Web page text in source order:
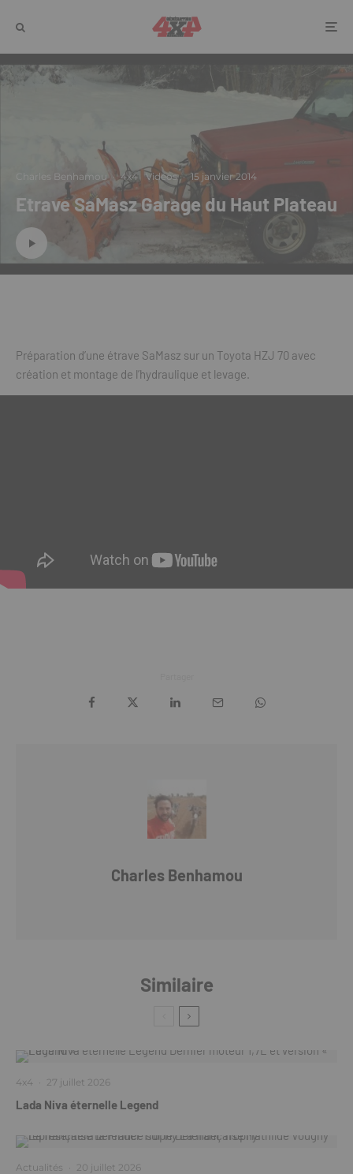
Charles Benhamou · 4x4 Vidéos · 15 janvier 2014
Etrave SaMasz Garage du Haut Plateau
Préparation d’une étrave SaMasz sur un Toyota HZJ 70 avec
création et montage de l’hydraulique et levage.
Charles Benhamou
Similaire
4x4 · 27 juillet 2026
Lada Niva éternelle Legend
Actualités · 20 juillet 2026